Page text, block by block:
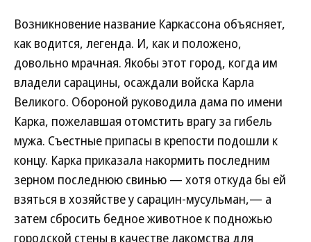
Возникновение название Каркассона объясняет,
как водится, легенда. И, как и положено,
довольно мрачная. Якобы этот город, когда им
владели сарацины, осаждали войска Карла
Великого. Обороной руководила дама по имени
Карка, пожелавшая отомстить врагу за гибель
мужа. Съестные припасы в крепости подошли к
концу. Карка приказала накормить последним
зерном последнюю свинью — хотя откуда бы ей
взяться в хозяйстве у сарацин-мусульман,— а
затем сбросить бедное животное к подножью
городской стены в качестве лакомства для